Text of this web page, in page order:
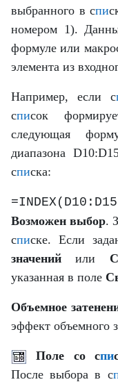
выбранного в спи
номером 1).
формуле или
элемента из
Например, если с
список
следующая
диапазона
списка:
Возможен выбор.
списке. Если
значений или С
указанная в поле
Объемное
эффект объемного
Поле со спи
После выбора в с